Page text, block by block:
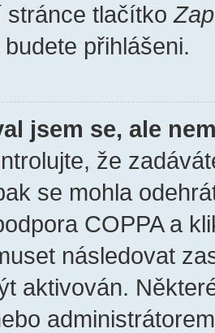
stránce tlačítko
přihlášeni.
jsem se, ale
že
se mohla
COPPA a
následovat
aktivován.